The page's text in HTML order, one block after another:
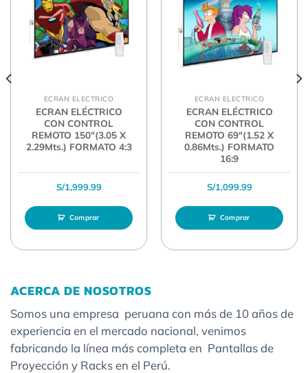
ECRAN ELECTRICO
ECRAN ELÉCTRICO
CON CONTROL
REMOTO 150″(3.05 X
2.29Mts.) FORMATO 4:3
S/1,999.99
Comprar
ECRAN ELECTRICO
ECRAN ELÉCTRICO
CON CONTROL
REMOTO 69″(1.52 X
0.86Mts.) FORMATO
16:9
S/1,099.99
Comprar
ACERCA DE NOSOTROS
Somos una empresa peruana con más de 10 años de
experiencia en el mercado nacional, venimos
fabricando la línea más completa en Pantallas de
Proyección y Racks en el Perú.